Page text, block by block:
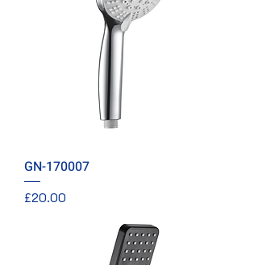
GN-170007
價格
£20.00